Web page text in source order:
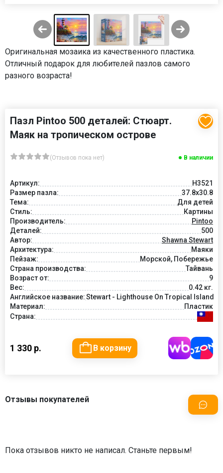
Оригинальная мозаика из качественного пластика.
Отличный подарок для любителей пазлов самого
разного возраста!
Пазл Pintoo 500 деталей: Стюарт.
Маяк на тропическом острове
(Отзывов пока нет) В наличии
Артикул:
H3521
Размер пазла:
37.8x30.8
Тема:
Для детей
Стиль:
Картины
Производитель:
Pintoo
Деталей:
500
Автор:
Shawna Stewart
Архитектура:
Маяки
Пейзаж:
Морской, Побережье
Страна производства:
Тайвань
Возраст от:
9
Вес:
0.42 кг.
Английское название:Stewart - Lighthouse On Tropical Island
Материал:
Пластик
Страна:
1 330 р. В корзину
Отзывы покупателей
Пока отзывов никто не написал. Станьте первым!